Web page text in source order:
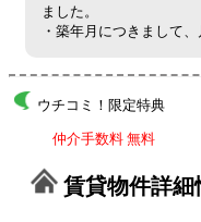
ました。
・築年月につきまして、
ウチコミ！限定特典
仲介手数料 無料
賃貸物件詳細